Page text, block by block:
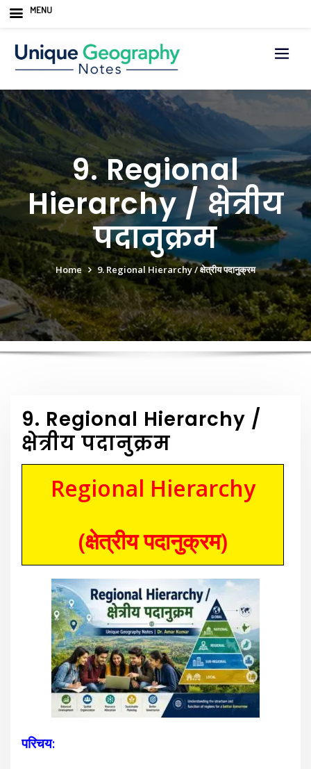
9. Regional
Hierarchy / क्षेत्रीय
पदानुक्रम
Home 9. Regional Hierarchy / क्षेत्रीय पदानुक्रम
9. Regional Hierarchy /
क्षेत्रीय पदानुक्रम
Regional Hierarchy
(क्षेत्रीय पदानुक्रम)
परिचय:
MENU